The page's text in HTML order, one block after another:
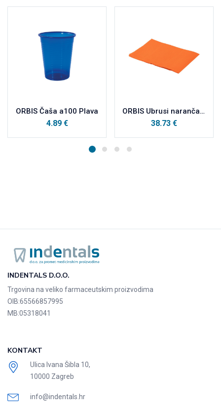
ORBIS Čaša a100 Plava
4.89 €
ORBIS Ubrusi narančasti a500
38.73 €
INDENTALS D.O.O.
Trgovina na veliko farmaceutskim proizvodima
OIB:65566857995
MB:05318041
KONTAKT
Ulica Ivana Šibla 10,
10000 Zagreb
info@indentals.hr